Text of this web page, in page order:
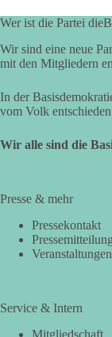
Wer ist die Partei
Wir sind eine neue
mit den Mitgliedern
In der
vom Volk
Wir alle sind die
Presse & mehr
Pressekontakt
Veranstaltungen
Service & Intern
Mitgliedschaft